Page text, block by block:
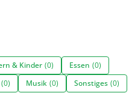
& Kinder (0) Essen (0)
(0) Musik (0) Sonstiges (0)